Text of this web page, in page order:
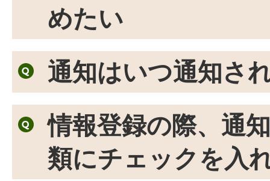
めたい
通知はいつ通知さ
情報登録の際、通
類にチェックを入